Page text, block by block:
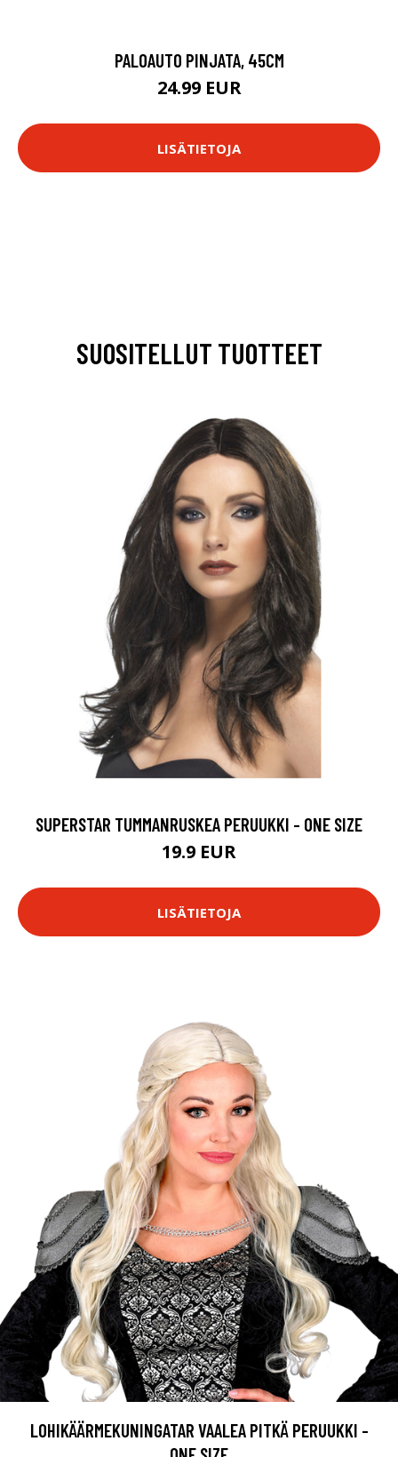
PALOAUTO PINJATA, 45CM
24.99 EUR
LISÄTIETOJA
SUOSITELLUT TUOTTEET
SUPERSTAR TUMMANRUSKEA PERUUKKI - ONE SIZE
19.9 EUR
LISÄTIETOJA
LOHIKÄÄRMEKUNINGATAR VAALEA PITKÄ PERUUKKI -